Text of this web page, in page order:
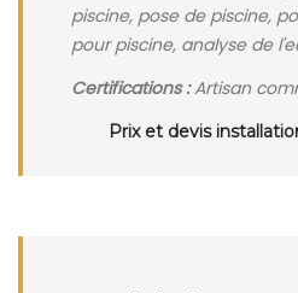
piscine, pose de piscine,
pour piscine, analyse de
Certifications :Artisan
Prix et devis